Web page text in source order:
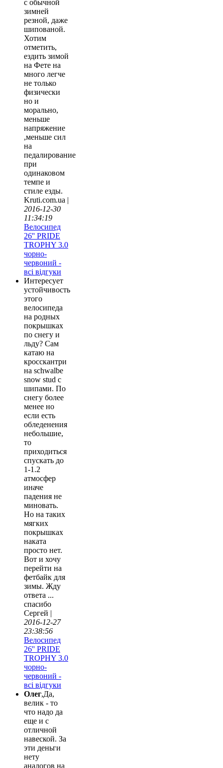
с обычной
зимней
резной, даже
шипованой.
Хотим
отметить,
ездить зимой
на Фете на
много легче
не только
физически
но и
морально,
меньше
напряжение
,меньше сил
на
педалирование
при
одинаковом
темпе и
стиле езды.
Kruti.com.ua |
2016-12-30
11:34:19
Велосипед
26'' PRIDE
TROPHY 3.0
чорно-
червоний -
всі відгуки
Интересует
устойчивость
этого
велосипеда
на родных
покрышках
по снегу и
льду? Сам
катаю на
кросскантри
на schwalbe
snow stud с
шипами. По
снегу более
менее но
если есть
обледенения
небольшие,
то
приходиться
спускать до
1-1.2
атмосфер
иначе
падения не
миновать.
Но на таких
мягких
покрышках
наката
просто нет.
Вот и хочу
перейти на
фетбайк для
зимы. Жду
ответа ...
спасибо
Сергей |
2016-12-27
23:38:56
Велосипед
26'' PRIDE
TROPHY 3.0
чорно-
червоний -
всі відгуки
Олег,Да,
велик - то
что надо да
еще и с
отличной
навеской. За
эти деньги
нету
аналогов на